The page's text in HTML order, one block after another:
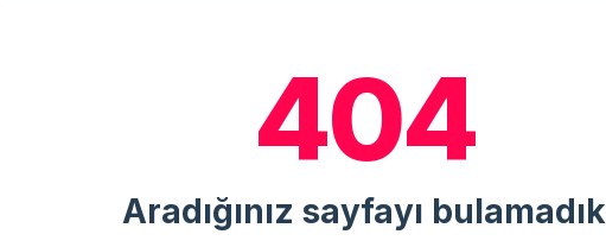
404
Aradığınız sayfayı bulamadık